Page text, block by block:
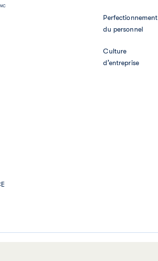
MC
Perfectionnement
du personnel
Culture
d’entreprise